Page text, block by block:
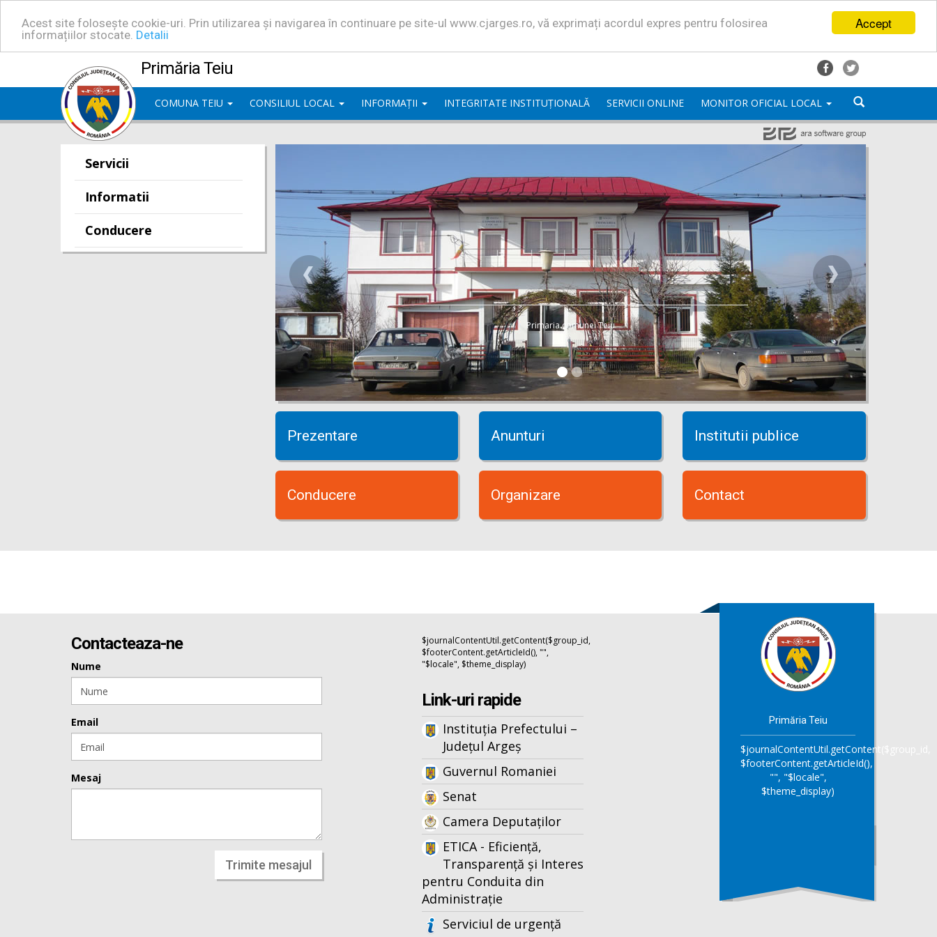
Accept
Acest site folosește cookie-uri. Prin utilizarea și navigarea în continuare pe site-ul www.cjarges.ro, vă exprimați acordul expres pentru folosirea
informațiilor stocate. Detalii
Primăria Teiu
COMUNA TEIU CONSILIUL LOCAL INFORMAȚII INTEGRITATE INSTITUȚIONALĂ SERVICII ONLINE MONITOR OFICIAL LOCAL
Servicii
Informatii
Conducere
Primaria comunei Teiu
Prezentare Anunturi Institutii publice
Conducere Organizare Contact
Contacteaza-ne
Nume
Email
Mesaj
Trimite mesajul
$journalContentUtil.getContent($group_id,
$footerContent.getArticleId(), "",
"$locale", $theme_display)
Link-uri rapide
Instituția Prefectului –
Județul Argeș
Guvernul Romaniei
Senat
Camera Deputaților
ETICA - Eficiență,
Transparență și Interes
pentru Conduita din
Administrație
Serviciul de urgență
Primăria Teiu
$journalContentUtil.getContent($group_id,
$footerContent.getArticleId(),
"", "$locale",
$theme_display)